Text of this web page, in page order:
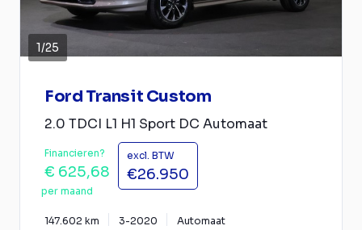
1/25
Ford Transit Custom
2.0 TDCI L1 H1 Sport DC Automaat
Financieren?
€ 625,68
per maand
excl. BTW
€26.950
147.602 km 3-2020 Automaat